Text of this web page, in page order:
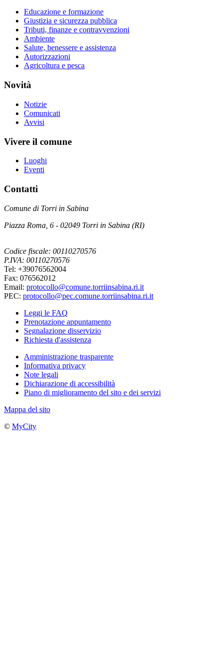
Educazione e formazione
Giustizia e sicurezza pubblica
Tributi, finanze e contravvenzioni
Ambiente
Salute, benessere e assistenza
Autorizzazioni
Agricoltura e pesca
Novità
Notizie
Comunicati
Avvisi
Vivere il comune
Luoghi
Eventi
Contatti
Comune di Torri in Sabina
Piazza Roma, 6 - 02049 Torri in Sabina (RI)
Codice fiscale: 00110270576
P.IVA: 00110270576
Tel: +39076562004
Fax: 076562012
Email: protocollo@comune.torriinsabina.ri.it
PEC: protocollo@pec.comune.torriinsabina.ri.it
Leggi le FAQ
Prenotazione appuntamento
Segnalazione disservizio
Richiesta d'assistenza
Amministrazione trasparente
Informativa privacy
Note legali
Dichiarazione di accessibilità
Piano di miglioramento del sito e dei servizi
Mappa del sito
© MyCity